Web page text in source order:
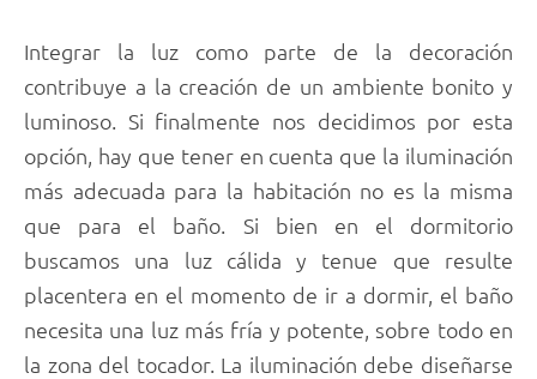
Integrar la luz como parte de la decoración
contribuye a la creación de un ambiente bonito y
luminoso. Si finalmente nos decidimos por esta
opción, hay que tener en cuenta que la iluminación
más adecuada para la habitación no es la misma
que para el baño. Si bien en el dormitorio
buscamos una luz cálida y tenue que resulte
placentera en el momento de ir a dormir, el baño
necesita una luz más fría y potente, sobre todo en
la zona del tocador. La iluminación debe diseñarse